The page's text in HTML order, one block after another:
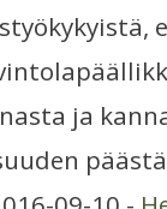
ja
päästä